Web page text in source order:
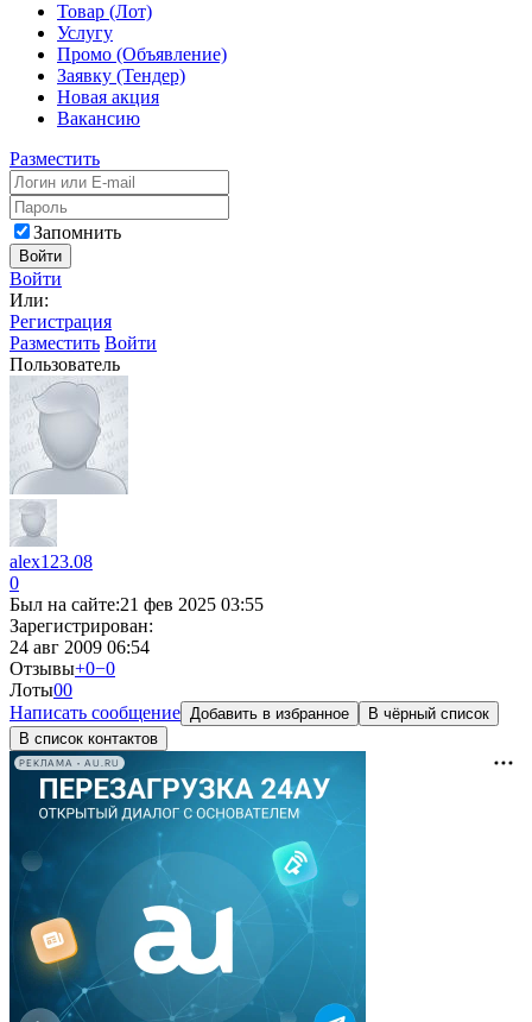
Товар (Лот)
Услугу
Промо (Объявление)
Заявку (Тендер)
Новая акция
Вакансию
Разместить
Запомнить
Войти
Войти
Или:
Регистрация
Разместить Войти
Пользователь
alex123.08
0
Был на сайте:21 фев 2025 03:55
Зарегистрирован:
24 авг 2009 06:54
Отзывы+0−0
Лоты00
Написать сообщение Добавить в избранное
В чёрный список
В список контактов
РЕКЛАМА • AU.RU